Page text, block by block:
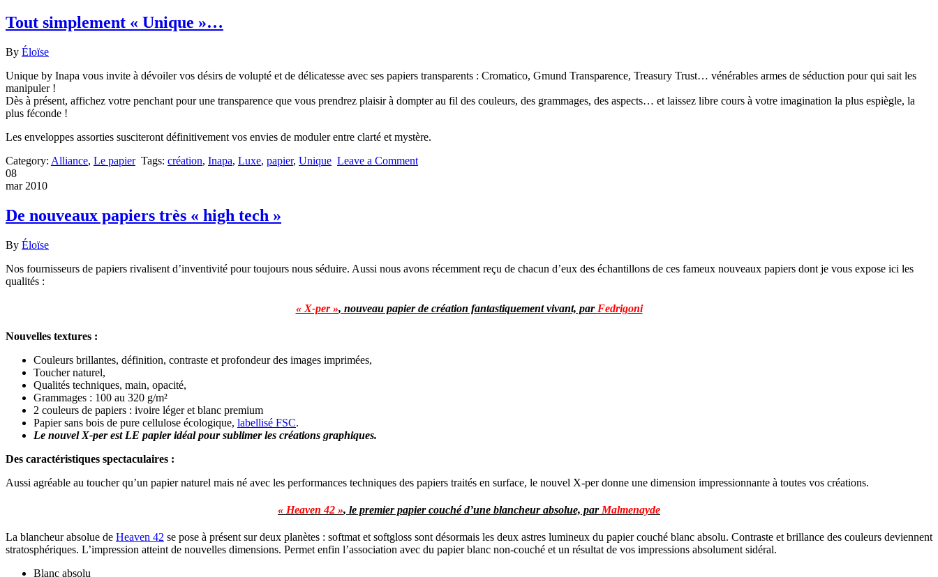
Tout simplement « Unique »…
By Éloïse
Unique by Inapa vous invite à dévoiler vos désirs de volupté et de délicatesse avec ses papiers transparents : Cromatico, Gmund Transparence, Treasury Trust… vénérables armes de séduction pour qui sait les
manipuler !
Dès à présent, affichez votre penchant pour une transparence que vous prendrez plaisir à dompter au fil des couleurs, des grammages, des aspects… et laissez libre cours à votre imagination la plus espiègle, la
plus féconde !
Les enveloppes assorties susciteront définitivement vos envies de moduler entre clarté et mystère.
Category: Alliance, Le papier Tags: création, Inapa, Luxe, papier, Unique Leave a Comment
08
mar 2010
De nouveaux papiers très « high tech »
By Éloïse
Nos fournisseurs de papiers rivalisent d’inventivité pour toujours nous séduire. Aussi nous avons récemment reçu de chacun d’eux des échantillons de ces fameux nouveaux papiers dont je vous expose ici les
qualités :
« X-per », nouveau papier de création fantastiquement vivant, par Fedrigoni
Nouvelles textures :
Couleurs brillantes, définition, contraste et profondeur des images imprimées,
Toucher naturel,
Qualités techniques, main, opacité,
Grammages : 100 au 320 g/m²
2 couleurs de papiers : ivoire léger et blanc premium
Papier sans bois de pure cellulose écologique, labellisé FSC.
Le nouvel X-per est LE papier idéal pour sublimer les créations graphiques.
Des caractéristiques spectaculaires :
Aussi agréable au toucher qu’un papier naturel mais né avec les performances techniques des papiers traités en surface, le nouvel X-per donne une dimension impressionnante à toutes vos créations.
« Heaven 42 », le premier papier couché d’une blancheur absolue, par Malmenayde
La blancheur absolue de Heaven 42 se pose à présent sur deux planètes : softmat et softgloss sont désormais les deux astres lumineux du papier couché blanc absolu. Contraste et brillance des couleurs deviennent
stratosphériques. L’impression atteint de nouvelles dimensions. Permet enfin l’association avec du papier blanc non-couché et un résultat de vos impressions absolument sidéral.
Blanc absolu